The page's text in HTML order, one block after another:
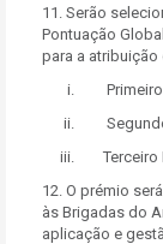
11. Serão
Pontuação
para a
i. Primeiro
ii. Segundo
iii. Terceiro
12. O prémio
às Brigadas do
aplicação e